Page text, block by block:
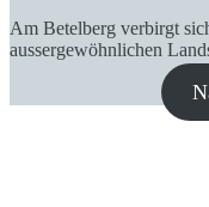
Am Betelberg verbirgt
aussergewöhnlichen